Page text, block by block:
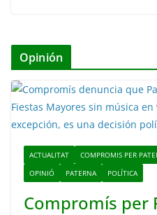
Opinión
ACTUALITAT COMPROMIS PER
OPINIÓ
PATERNA POLÍTICA
Compromís per